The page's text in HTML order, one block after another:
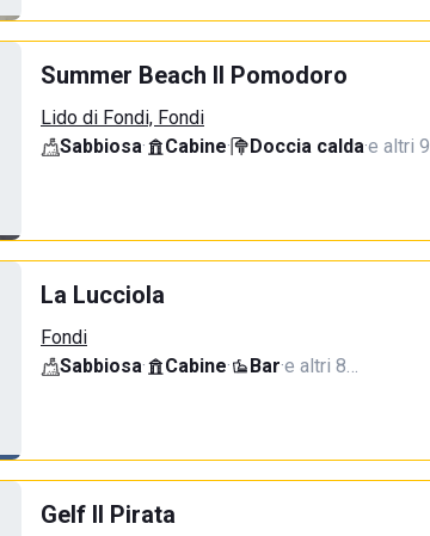
Summer Beach Il Pomodoro
Lido di Fondi, Fondi
Sabbiosa· Cabine· Doccia calda·e altri
La Lucciola
Fondi
Sabbiosa· Cabine· Bar·e altri 8…
Gelf Il Pirata